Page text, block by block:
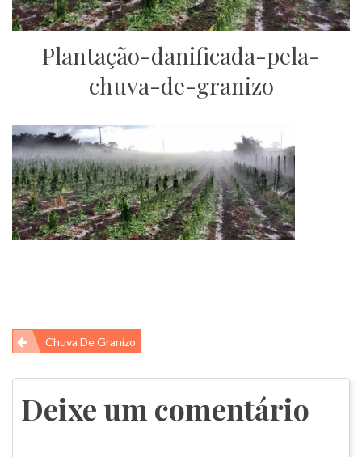
Plantação-danificada-pela-
chuva-de-granizo
Navegação
de
Post
Chuva De Granizo
Deixe um comentário